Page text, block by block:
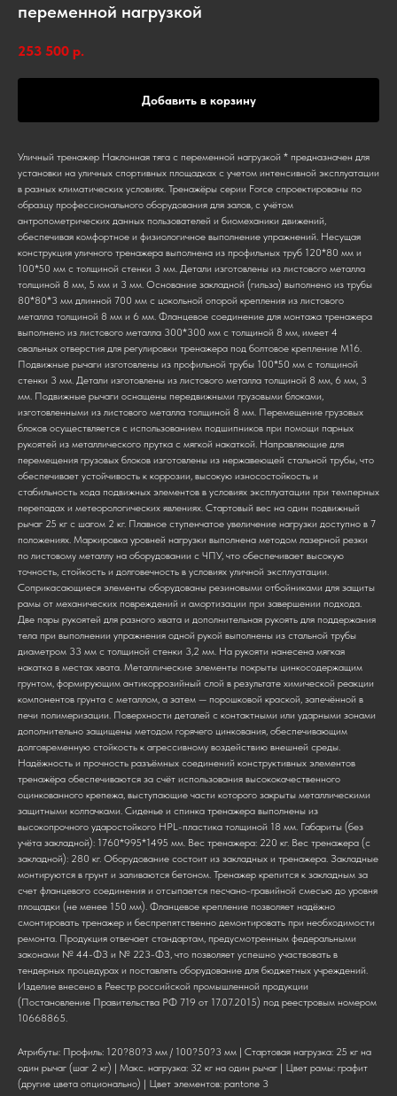
переменной нагрузкой
253 500 р.
Добавить в корзину
Уличный тренажер Наклонная тяга с переменной нагрузкой * предназначен для
установки на уличных спортивных площадках с учетом интенсивной эксплуатации
в разных климатических условиях. Тренажёры серии Force спроектированы по
образцу профессионального оборудования для залов, с учётом
антропометрических данных пользователей и биомеханики движений,
обеспечивая комфортное и физиологичное выполнение упражнений. Несущая
конструкция уличного тренажера выполнена из профильных труб 120*80 мм и
100*50 мм с толщиной стенки 3 мм. Детали изготовлены из листового металла
толщиной 8 мм, 5 мм и 3 мм. Основание закладной (гильза) выполнено из трубы
80*80*3 мм длинной 700 мм с цокольной опорой крепления из листового
металла толщиной 8 мм и 6 мм. Фланцевое соединение для монтажа тренажера
выполнено из листового металла 300*300 мм с толщиной 8 мм, имеет 4
овальных отверстия для регулировки тренажера под болтовое крепление М16.
Подвижные рычаги изготовлены из профильной трубы 100*50 мм с толщиной
стенки 3 мм. Детали изготовлены из листового металла толщиной 8 мм, 6 мм, 3
мм. Подвижные рычаги оснащены передвижными грузовыми блоками,
изготовленными из листового металла толщиной 8 мм. Перемещение грузовых
блоков осуществляется с использованием подшипников при помощи парных
рукоятей из металлического прутка с мягкой накаткой. Направляющие для
перемещения грузовых блоков изготовлены из нержавеющей стальной трубы, что
обеспечивает устойчивость к коррозии, высокую износостойкость и
стабильность хода подвижных элементов в условиях эксплуатации при темперных
перепадах и метеорологических явлениях. Стартовый вес на один подвижный
рычаг 25 кг с шагом 2 кг. Плавное ступенчатое увеличение нагрузки доступно в 7
положениях. Маркировка уровней нагрузки выполнена методом лазерной резки
по листовому металлу на оборудовании с ЧПУ, что обеспечивает высокую
точность, стойкость и долговечность в условиях уличной эксплуатации.
Соприкасающиеся элементы оборудованы резиновыми отбойниками для защиты
рамы от механических повреждений и амортизации при завершении подхода.
Две пары рукоятей для разного хвата и дополнительная рукоять для поддержания
тела при выполнении упражнения одной рукой выполнены из стальной трубы
диаметром 33 мм с толщиной стенки 3,2 мм. На рукояти нанесена мягкая
накатка в местах хвата. Металлические элементы покрыты цинкосодержащим
грунтом, формирующим антикоррозийный слой в результате химической реакции
компонентов грунта с металлом, а затем — порошковой краской, запечённой в
печи полимеризации. Поверхности деталей с контактными или ударными зонами
дополнительно защищены методом горячего цинкования, обеспечивающим
долговременную стойкость к агрессивному воздействию внешней среды.
Надёжность и прочность разъёмных соединений конструктивных элементов
тренажёра обеспечиваются за счёт использования высококачественного
оцинкованного крепежа, выступающие части которого закрыты металлическими
защитными колпачками. Сиденье и спинка тренажера выполнены из
высокопрочного ударостойкого HPL-пластика толщиной 18 мм. Габариты (без
учёта закладной): 1760*995*1495 мм. Вес тренажера: 220 кг. Вес тренажера (с
закладной): 280 кг. Оборудование состоит из закладных и тренажера. Закладные
монтируются в грунт и заливаются бетоном. Тренажер крепится к закладным за
счет фланцевого соединения и отсыпается песчано-гравийной смесью до уровня
площадки (не менее 150 мм). Фланцевое крепление позволяет надёжно
смонтировать тренажер и беспрепятственно демонтировать при необходимости
ремонта. Продукция отвечает стандартам, предусмотренным федеральными
законами № 44-ФЗ и № 223-ФЗ, что позволяет успешно участвовать в
тендерных процедурах и поставлять оборудование для бюджетных учреждений.
Изделие внесено в Реестр российской промышленной продукции
(Постановление Правительства РФ 719 от 17.07.2015) под реестровым номером
10668865.
Атрибуты: Профиль: 120?80?3 мм / 100?50?3 мм | Стартовая нагрузка: 25 кг на
один рычаг (шаг 2 кг) | Макс. нагрузка: 32 кг на один рычаг | Цвет рамы: графит
(другие цвета опционально) | Цвет элементов: pantone 3